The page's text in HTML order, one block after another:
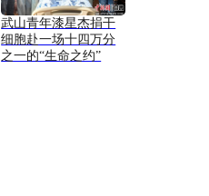
武山青年漆星杰捐干
细胞赴一场十四万分
之一的“生命之约”